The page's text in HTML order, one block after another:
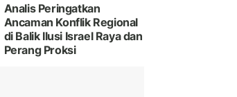
Analis Peringatkan
Ancaman Konflik Regional
di Balik Ilusi Israel Raya dan
Perang Proksi